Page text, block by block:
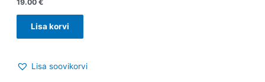
19.00 €
Lisa korvi
Lisa soovikorvi